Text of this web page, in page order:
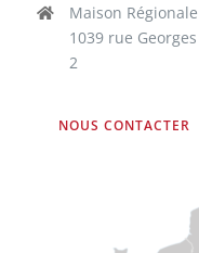
Maison
1039 rue
2
NOUS CONTACTER